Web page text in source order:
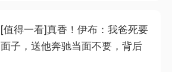
[值得一看]真香！伊布：我爸死要
面子，送他奔驰当面不要，背后